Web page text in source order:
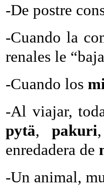
-De postre
-Cuando la
renales le
-Cuando los
-Al viajar,
pytä,pakuri
enredadera de
-Un animal,